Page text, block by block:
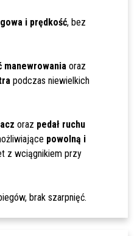
i prędkość, bez
manewrowaniaoraz
podczas niewielkich
oraz pedał ruchu
powolną i
z wciągnikiem przy
brak szarpnięć.